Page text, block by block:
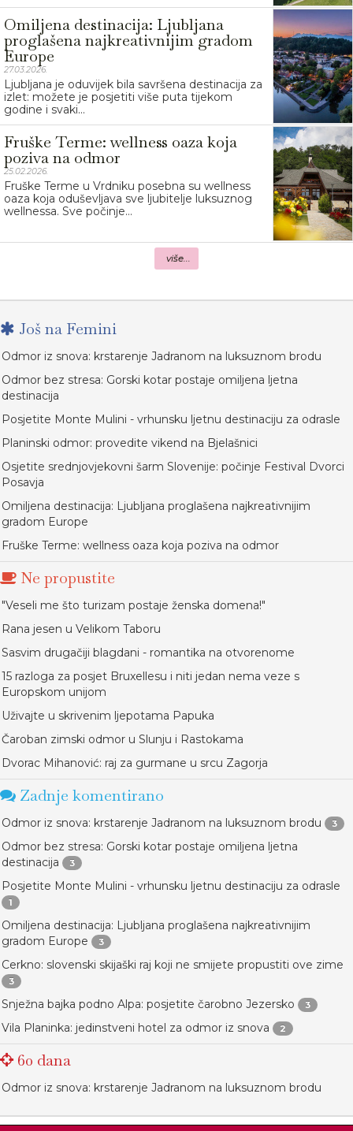
Omiljena destinacija: Ljubljana
proglašena najkreativnijim gradom
Europe
27.03.2026.
Ljubljana je oduvijek bila savršena destinacija za
izlet: možete je posjetiti više puta tijekom
godine i svaki...
Fruške Terme: wellness oaza koja
poziva na odmor
25.02.2026.
Fruške Terme u Vrdniku posebna su wellness
oaza koja oduševljava sve ljubitelje luksuznog
wellnessa. Sve počinje...
više...
Još na Femini
Odmor iz snova: krstarenje Jadranom na luksuznom brodu
Odmor bez stresa: Gorski kotar postaje omiljena ljetna
destinacija
Posjetite Monte Mulini - vrhunsku ljetnu destinaciju za odrasle
Planinski odmor: provedite vikend na Bjelašnici
Osjetite srednjovjekovni šarm Slovenije: počinje Festival Dvorci
Posavja
Omiljena destinacija: Ljubljana proglašena najkreativnijim
gradom Europe
Fruške Terme: wellness oaza koja poziva na odmor
Ne propustite
"Veseli me što turizam postaje ženska domena!"
Rana jesen u Velikom Taboru
Sasvim drugačiji blagdani - romantika na otvorenome
15 razloga za posjet Bruxellesu i niti jedan nema veze s
Europskom unijom
Uživajte u skrivenim ljepotama Papuka
Čaroban zimski odmor u Slunju i Rastokama
Dvorac Mihanović: raj za gurmane u srcu Zagorja
Zadnje komentirano
Odmor iz snova: krstarenje Jadranom na luksuznom brodu 3
Odmor bez stresa: Gorski kotar postaje omiljena ljetna
destinacija
3
Posjetite Monte Mulini - vrhunsku ljetnu destinaciju za odrasle
1
Omiljena destinacija: Ljubljana proglašena najkreativnijim
gradom Europe
3
Cerkno: slovenski skijaški raj koji ne smijete propustiti ove zime
3
Snježna bajka podno Alpa: posjetite čarobno Jezersko 3
Vila Planinka: jedinstveni hotel za odmor iz snova 2
60 dana
Odmor iz snova: krstarenje Jadranom na luksuznom brodu